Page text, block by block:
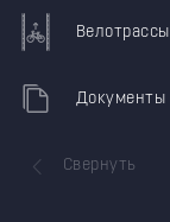
Велотрассы
Документы
Свернуть